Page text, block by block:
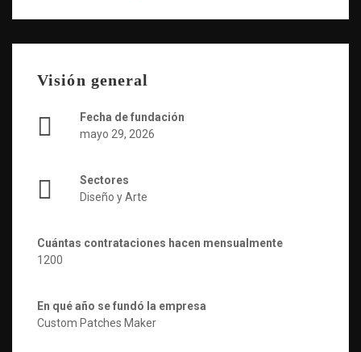
Visión general
Fecha de fundación
mayo 29, 2026
Sectores
Diseño y Arte
Cuántas contrataciones hacen mensualmente
1200
En qué año se fundó la empresa
Custom Patches Maker